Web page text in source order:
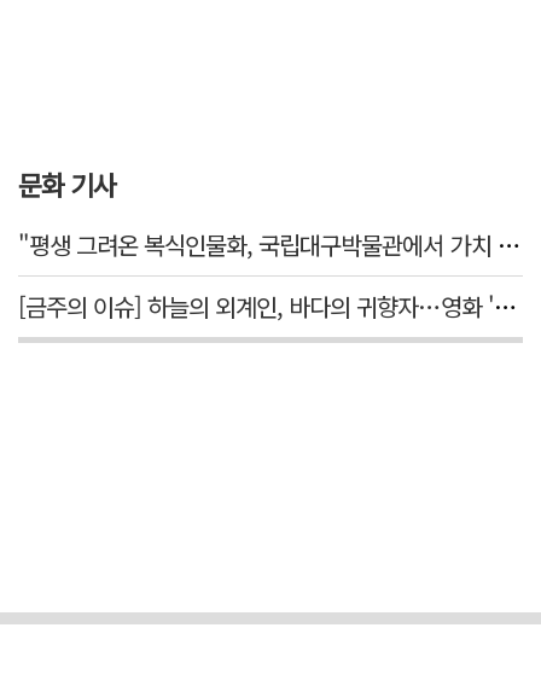
문화 기사
"평생 그려온 복식인물화, 국립대구박물관에서 가치 있게 활용되길"
[금주의 이슈] 하늘의 외계인, 바다의 귀향자…영화 '호프'와 '오디세이'